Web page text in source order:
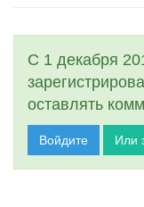
С 1 декабря
оставлять
Войдите Или